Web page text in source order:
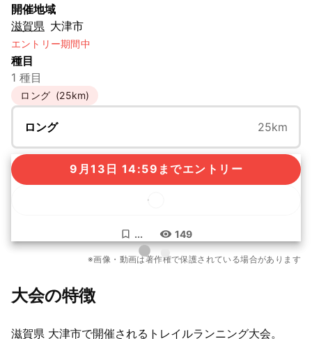
開催地域
滋賀県 大津市
エントリー期間中
種目
1 種目
ロング (25km)
ロング 25km
9月13日 14:59までエントリー
... 149
もっと見る
8枚
※画像・動画は著作権で保護されている場合があります
大会の特徴
滋賀県 大津市で開催されるトレイルランニング大会。